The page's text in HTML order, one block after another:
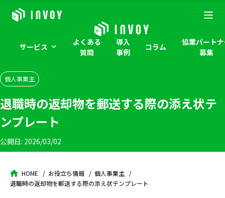
サービス
よくある
質問
導入
事例
コラム
協業パート
募集
個人事業主
退職時の返却物を郵送する際の添え状テ
ンプレート
公開日: 2026/03/02
HOME お役立ち情報
個人事業主
退職時の返却物を郵送する際の添え状テンプレート